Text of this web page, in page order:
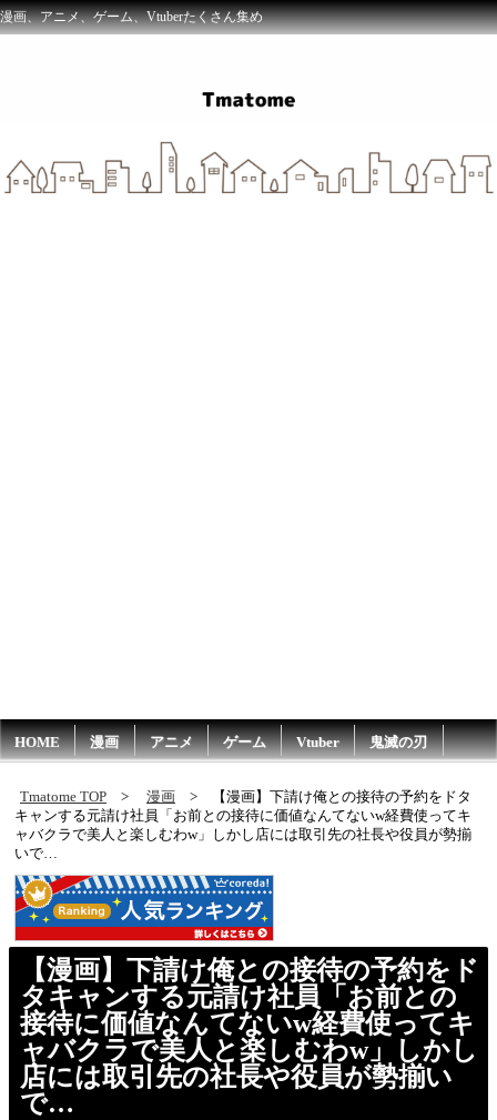
漫画、アニメ、ゲーム、Vtuberたくさん集め
HOME 漫画 アニメ ゲーム Vtuber 鬼滅の刃
Tmatome TOP 漫画
【漫画】下請け俺との接待の予約をドタ
キャンする元請け社員「お前との接待に価値なんてないw経費使ってキ
ャバクラで美人と楽しむわw」しかし店には取引先の社長や役員が勢揃
いで…
【漫画】下請け俺との接待の予約をド
タキャンする元請け社員「お前との
接待に価値なんてないw経費使ってキ
ャバクラで美人と楽しむわw」しかし
店には取引先の社長や役員が勢揃い
で…